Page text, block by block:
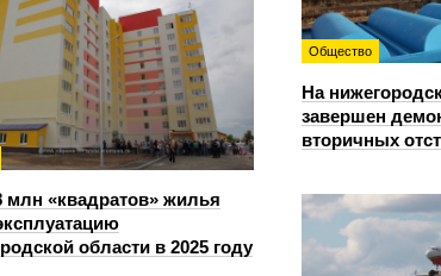
Общество
На
завершен
вторичных
млн «квадратов» жилья
области в 2025 году